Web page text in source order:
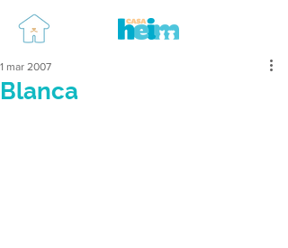
Blanca
1 mar 2007